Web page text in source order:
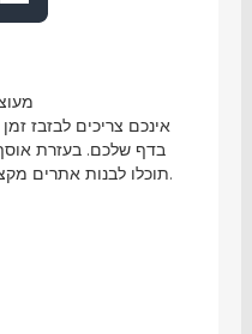
אינכם צריכים לבזבז
תוכלו לבנות אתרים מקצועיים ללא שום כישורים טכניים.